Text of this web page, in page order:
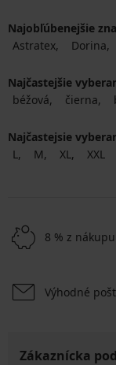
Najobľúbenejšie
Astratex
Dorina
Najčastejšie
béžová
čierna
Najčastejsie
L
M XL XXL
8 % z
Výhodné
Zákaznícka